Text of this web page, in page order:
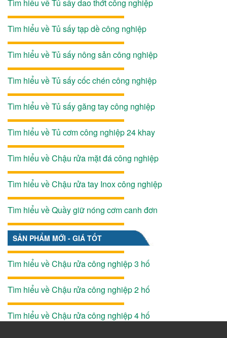
Tìm hiểu về Tủ sấy dao thớt công nghiệp
Tìm hiểu về Tủ sấy tạp dề công nghiệp
Tìm hiểu về Tủ sấy nông sản công nghiệp
Tìm hiểu về Tủ sấy cốc chén công nghiệp
Tìm hiểu về Tủ sấy găng tay công nghiệp
Tìm hiểu về Tủ cơm công nghiệp 24 khay
Tìm hiểu về Chậu rửa mặt đá công nghiệp
Tìm hiểu về Chậu rửa tay Inox công nghiệp
Tìm hiểu về Quầy giữ nóng cơm canh đơn
SẢN PHẨM MỚI - GIÁ TỐT
Tìm hiểu về Chậu rửa công nghiệp 3 hố
Tìm hiểu về Chậu rửa công nghiệp 2 hố
Tìm hiểu về Chậu rửa công nghiệp 4 hố